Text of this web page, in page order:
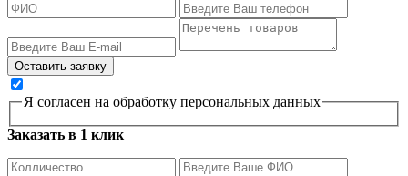
Я согласен на обработку персональных данных
Заказать в 1 клик